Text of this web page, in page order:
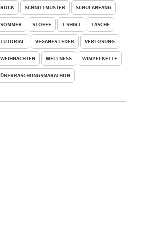
ROCK SCHNITTMUSTER SCHULANFANG
SOMMER STOFFE T-SHIRT TASCHE
TUTORIAL VEGANES LEDER VERLOSUNG
WEIHNACHTEN WELLNESS WIMPELKETTE
ÜBERRASCHUNGSMARATHON